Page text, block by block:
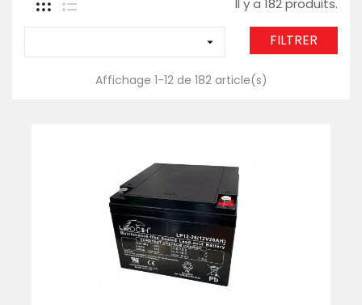
Il y a 182 produits.
 FILTRER
Affichage 1-12 de 182 article(s)